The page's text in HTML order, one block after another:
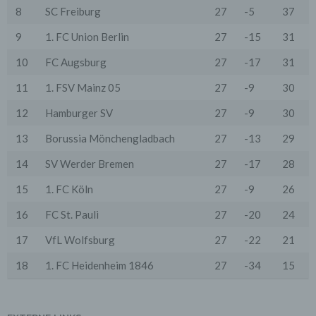
8
SC Freiburg 27 -5
37
9
1. FC Union Berlin 27 -15
31
10
FC Augsburg 27 -17
31
11
1. FSV Mainz 05 27 -9
30
12
Hamburger SV 27 -9
30
13
Borussia Mönchengladbach 27 -13
29
14
SV Werder Bremen 27 -17
28
15
1. FC Köln 27 -9
26
16
FC St. Pauli 27 -20
24
17
VfL Wolfsburg 27 -22
21
18
1. FC Heidenheim 1846 27 -34 15
Zwecke, wenn diese notwendig sind, um unsere
zu erfüllen (z.B. Adressmitteilung an Lieferanten).
Bei der Kontaktaufnahme mit uns (per Kontaktformular
Bearbeitung der Anfrage sowie für den Fall, dass
Personenbezogene Daten werden gelöscht, sofern sie
ihren Verwendungszweck erfüllt haben und der
Löschung keine Aufbewahrungspflichten
entgegenstehen.
4. Erhebung von Zugriffsdaten
auf dem sich dieser Dienst befindet (so genannte
der abgerufenen Webseite, Datei, Datum und Uhrzeit
erfolgreichen Abruf, Browsertyp nebst Version, das
besuchte Seite), IP-Adresse und der anfragende
Person des Nutzers oder sonstiger Profilerstellung